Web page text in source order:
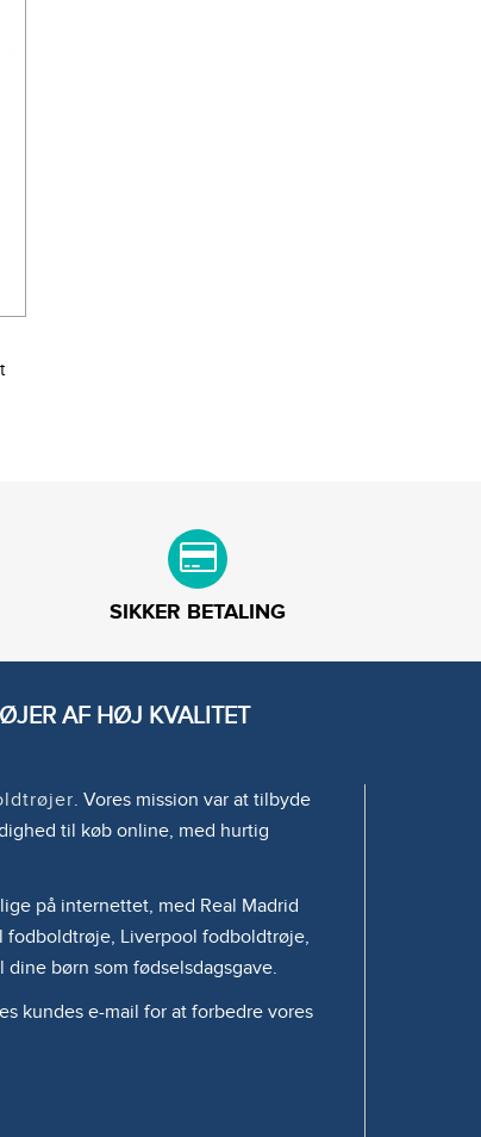
SIKKER BETALING
AF HØJ KVALITET
. Vores mission var at tilbyde
til køb online, med hurtig
på internettet, med Real Madrid
Liverpool fodboldtrøje,
dine børn som fødselsdagsgave.
kundes e-mail for at forbedre vores